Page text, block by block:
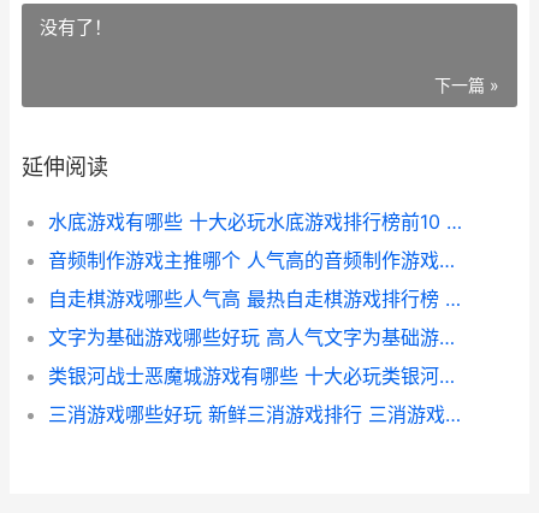
没有了！
下一篇 »
延伸阅读
水底游戏有哪些 十大必玩水底游戏排行榜前10 水底游戏有哪些游戏
音频制作游戏主推哪个 人气高的音频制作游戏盘点 制作音乐的游戏软件
自走棋游戏哪些人气高 最热自走棋游戏排行榜 自走棋游戏哪些人可以玩
文字为基础游戏哪些好玩 高人气文字为基础游戏主推 文字为基础游戏怎么做
类银河战士恶魔城游戏有哪些 十大必玩类银河战士恶魔城游戏盘点 类银河战士恶魔城游戏是什么意思
三消游戏哪些好玩 新鲜三消游戏排行 三消游戏排行